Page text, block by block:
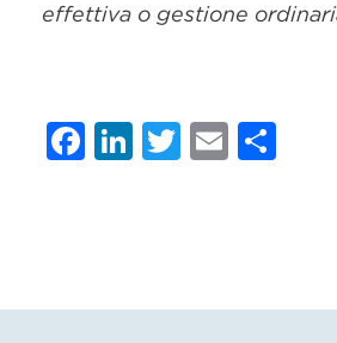
effettiva o gestione
Facebook
LinkedIn
Twitter
Email